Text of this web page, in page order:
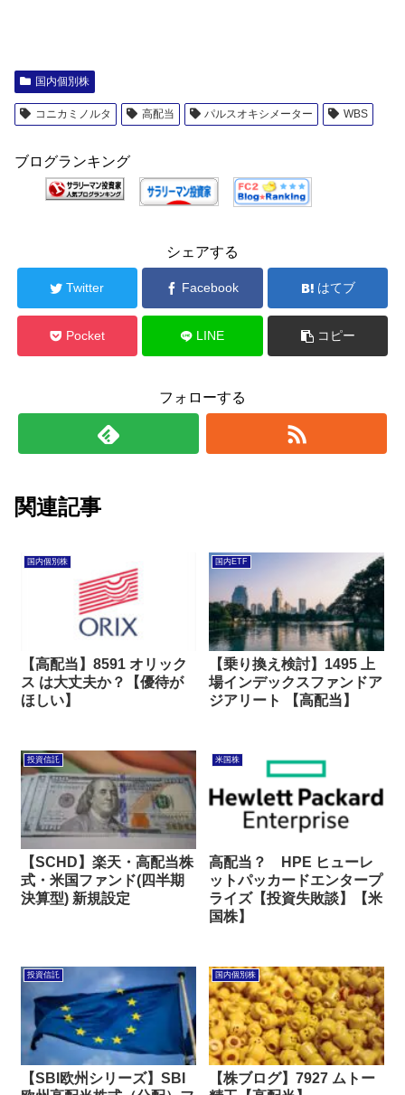
国内個別株
コニカミノルタ 高配当 パルスオキシメーター WBS
ブログランキング
シェアする
Twitter Facebook はてブ
Pocket LINE コピー
フォローする
関連記事
国内個別株
【高配当】8591 オリック
ス は大丈夫か？【優待が
ほしい】
国内ETF
【乗り換え検討】1495 上
場インデックスファンドア
ジアリート 【高配当】
投資信託
【SCHD】楽天・高配当株
式・米国ファンド(四半期
決算型) 新規設定
米国株
高配当？ HPE ヒューレ
ットパッカードエンタープ
ライズ【投資失敗談】【米
国株】
投資信託
【SBI欧州シリーズ】SBI
国内個別株
【株ブログ】7927 ムトー